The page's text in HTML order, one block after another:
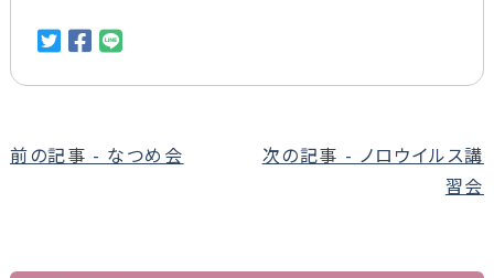
前
前の記事 - なつめ会
次の記事 - ノロウイルス講
習会